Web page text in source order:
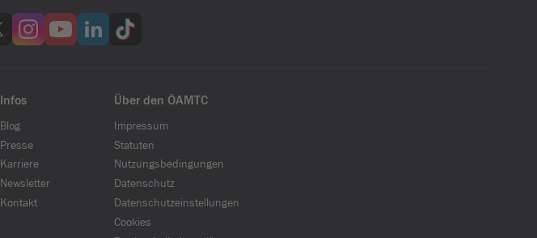
Infos
Blog
Presse
Karriere
Newsletter
Kontakt
Über den ÖAMTC
Impressum
Statuten
Nutzungsbedingungen
Datenschutz
Datenschutzeinstellungen
Cookies